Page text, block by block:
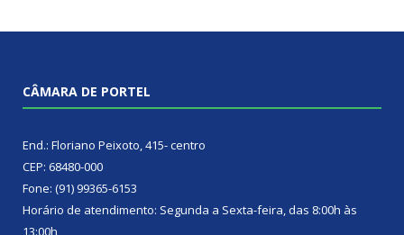
CÂMARA DE PORTEL
End.: Floriano Peixoto, 415- centro
CEP: 68480-000
Fone: (91) 99365-6153
Horário de atendimento: Segunda a Sexta-feira, das 8:00h às
13:00h